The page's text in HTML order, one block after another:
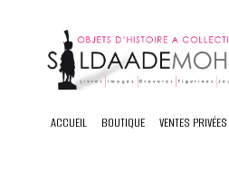
content
ACCUEIL BOUTIQUE VENTES PRIVÉES